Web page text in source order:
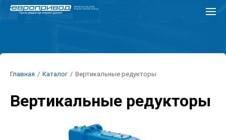
Перейти
Строка
Главная / Каталог / Вертикальные редукторы
Вертикальные редукторы